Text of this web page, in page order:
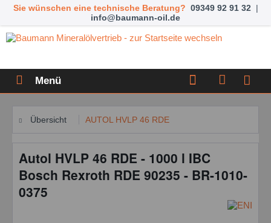
Sie wünschen eine technische Beratung? 09349 92 91 32 |
info@baumann-oil.de
Menü
Übersicht AUTOL HVLP 46 RDE
Autol HVLP 46 RDE - 1000 l IBC
Bosch Rexroth RDE 90235 - BR-1010-
0375